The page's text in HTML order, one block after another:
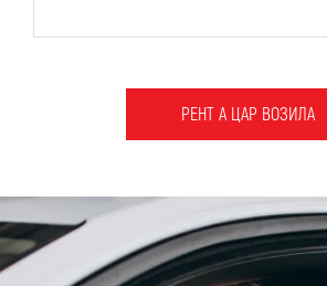
РЕНТ А ЦАР ВОЗИЛА